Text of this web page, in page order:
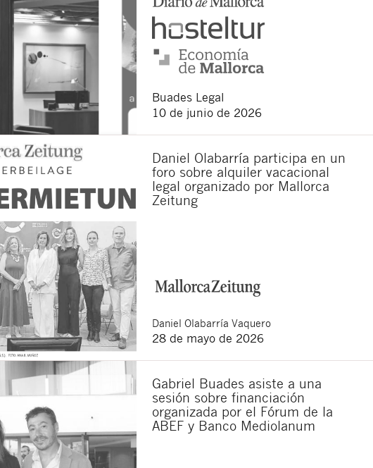
Buades Legal
10 de junio de 2026
Daniel Olabarría participa en un
foro sobre alquiler vacacional
legal organizado por Mallorca
Zeitung
Daniel Olabarría Vaquero
28 de mayo de 2026
Gabriel Buades asiste a una
sesión sobre financiación
organizada por el Fórum de la
ABEF y Banco Mediolanum
: El responsable del tratamiento
y suprimir los datos, así como